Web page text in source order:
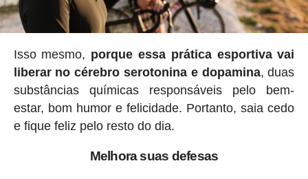
Isso mesmo, porque essa prática esportiva vai
liberar no cérebro serotonina e dopamina, duas
substâncias químicas responsáveis ​​pelo bem-
estar, bom humor e felicidade. Portanto, saia cedo
e fique feliz pelo resto do dia.
Melhora suas defesas